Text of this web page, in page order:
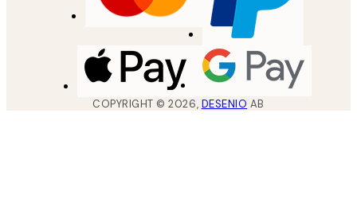
COPYRIGHT ©2026, DESENIO AB